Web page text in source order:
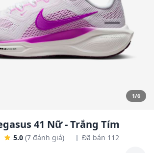
1/6
41 Nữ - Trắng Tím
5.0 (7 đánh giá) Đã bán 112